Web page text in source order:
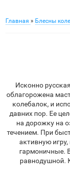
Главная » Блесны
Исконно
облагорожена
колебалок, и
давних пор. Ее
на дорожку на
течением. При
активную
гармоничные.
равнодушной.